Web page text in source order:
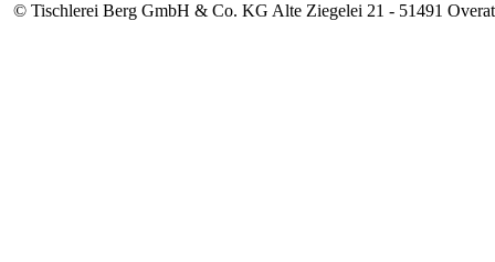
© Tischlerei Berg GmbH & Co. KG Alte Ziegelei 21 - 51491